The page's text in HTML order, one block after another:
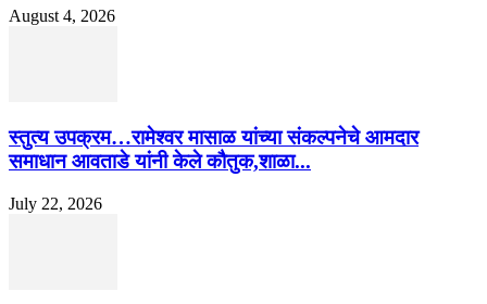
August 4, 2026
स्तुत्य उपक्रम…रामेश्वर मासाळ यांच्या संकल्पनेचे आमदार
समाधान आवताडे यांनी केले कौतुक,शाळा...
July 22, 2026